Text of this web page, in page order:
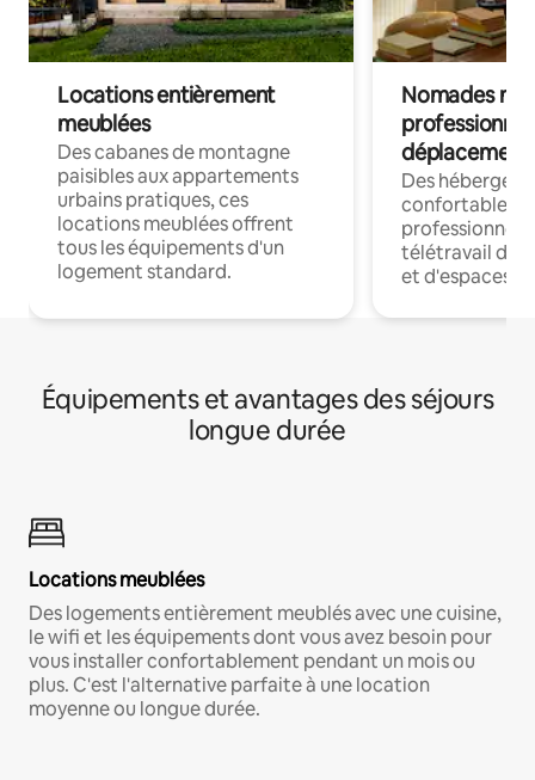
Locations entièrement
meublées
Des cabanes de montagne
paisibles aux appartements
urbains pratiques, ces
locations meublées offrent
tous les équipements d'un
logement standard.
Nomades
déplacement
Des
confortables
professionnels
télétravail
et d'espaces
Équipements et avantages des séjours
longue durée
Locations meublées
Des logements entièrement meublés avec une cuisine,
le wifi et les équipements dont vous avez besoin pour
vous installer confortablement pendant un mois ou
plus. C'est l'alternative parfaite à une location
moyenne ou longue durée.